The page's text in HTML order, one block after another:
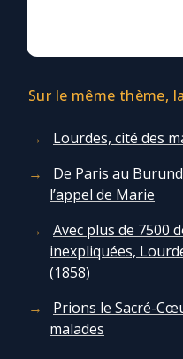
Sur le même thème,
Lourdes, cité des
De Paris au
l’appel de Marie
Avec plus de 7500
inexpliquées,
(1858)
Prions le Sacré-
malades